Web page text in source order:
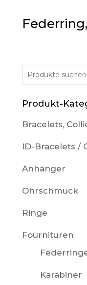
Suche
nach:
Produkt-
Bracelets,
ID-Bracelets /
Anhänger
Ohrschmuck
Ringe
Fournituren
Karabiner